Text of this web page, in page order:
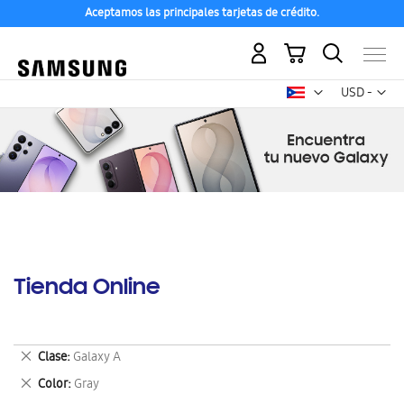
Aceptamos las principales tarjetas de crédito.
USD -
dólar
Mi carrito
Tienda Online
Clase Galaxy A
Eliminar
este
artículo
Color Gray
Eliminar